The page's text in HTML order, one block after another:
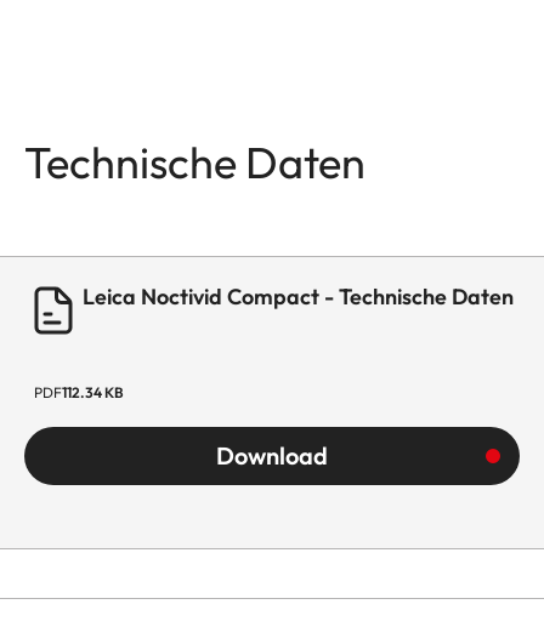
Technische Daten
Leica Noctivid Compact - Technische Daten
PDF112.34 KB
Download